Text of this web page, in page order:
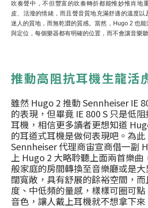
吹奏聲中，不但豐富的吹奏轉折都能惟妙惟肖地
皮、活潑的情緒，而且聲音質地充滿舒適的溫度以
迷人的質地，而無乾澀的質感。當然，Hugo 2 也
與定位，每個樂器都有明確的位置，而不會讓音樂
推動高阻抗耳機生龍活
雖然 Hugo 2 推動 Sennheiser IE
的表現，但畢竟 IE 800 S 只是低
耳機，相信更多讀者更想知道
的耳道式耳機是做何表現吧。為
Sennheiser 代理商宙宣商借一副
上 Hugo 2 大略聆聽上面兩首樂
般家庭的房間轉換至音樂廳或是
闊寬敞，具有舒展的餘裕空間，
度、中低頻的量感，樣樣可圈可
音色，讓人戴上耳機就不想拿下來